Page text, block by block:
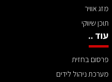
מזג אוויר
תוכן שיווקי
עוד ..
פרסום בחזית
מערכת ניהול לידים